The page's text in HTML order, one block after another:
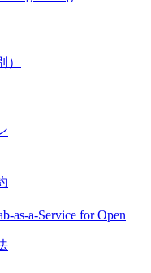
as-a-Service for Open